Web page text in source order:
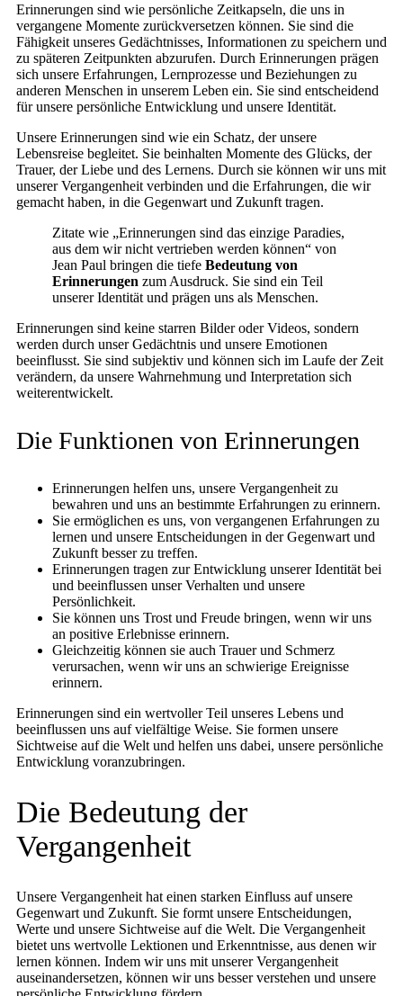
Erinnerungen sind wie persönliche Zeitkapseln, die uns in
vergangene Momente zurückversetzen können. Sie sind die
Fähigkeit unseres Gedächtnisses, Informationen zu speichern und
zu späteren Zeitpunkten abzurufen. Durch Erinnerungen prägen
sich unsere Erfahrungen, Lernprozesse und Beziehungen zu
anderen Menschen in unserem Leben ein. Sie sind entscheidend
für unsere persönliche Entwicklung und unsere Identität.
Unsere Erinnerungen sind wie ein Schatz, der unsere
Lebensreise begleitet. Sie beinhalten Momente des Glücks, der
Trauer, der Liebe und des Lernens. Durch sie können wir uns mit
unserer Vergangenheit verbinden und die Erfahrungen, die wir
gemacht haben, in die Gegenwart und Zukunft tragen.
Zitate wie „Erinnerungen sind das einzige Paradies,
aus dem wir nicht vertrieben werden können“ von
Jean Paul bringen die tiefe Bedeutung von
Erinnerungen zum Ausdruck. Sie sind ein Teil
unserer Identität und prägen uns als Menschen.
Erinnerungen sind keine starren Bilder oder Videos, sondern
werden durch unser Gedächtnis und unsere Emotionen
beeinflusst. Sie sind subjektiv und können sich im Laufe der Zeit
verändern, da unsere Wahrnehmung und Interpretation sich
weiterentwickelt.
Die Funktionen von Erinnerungen
Erinnerungen helfen uns, unsere Vergangenheit zu
bewahren und uns an bestimmte Erfahrungen zu erinnern.
Sie ermöglichen es uns, von vergangenen Erfahrungen zu
lernen und unsere Entscheidungen in der Gegenwart und
Zukunft besser zu treffen.
Erinnerungen tragen zur Entwicklung unserer Identität bei
und beeinflussen unser Verhalten und unsere
Persönlichkeit.
Sie können uns Trost und Freude bringen, wenn wir uns
an positive Erlebnisse erinnern.
Gleichzeitig können sie auch Trauer und Schmerz
verursachen, wenn wir uns an schwierige Ereignisse
erinnern.
Erinnerungen sind ein wertvoller Teil unseres Lebens und
beeinflussen uns auf vielfältige Weise. Sie formen unsere
Sichtweise auf die Welt und helfen uns dabei, unsere persönliche
Entwicklung voranzubringen.
Die Bedeutung der
Vergangenheit
Unsere Vergangenheit hat einen starken Einfluss auf unsere
Gegenwart und Zukunft. Sie formt unsere Entscheidungen,
Werte und unsere Sichtweise auf die Welt. Die Vergangenheit
bietet uns wertvolle Lektionen und Erkenntnisse, aus denen wir
lernen können. Indem wir uns mit unserer Vergangenheit
auseinandersetzen, können wir uns besser verstehen und unsere